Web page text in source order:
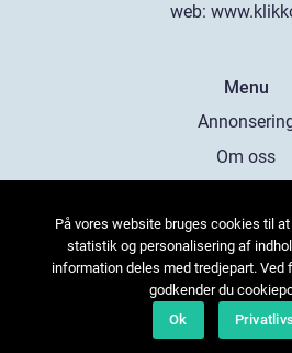
web:
Menu
Om oss
Kontakta
Sitemap
På vores website bruges cookies til
statistik og personalisering af
information deles med tredjepart.
godkender du
Ok